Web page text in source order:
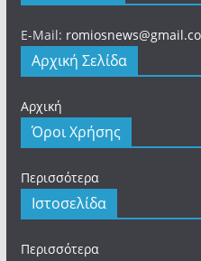
E-Mail:
Αρχική Σελίδα
Αρχική
Όροι Χρήσης
Περισσότερα
Ιστοσελίδα
Περισσότερα